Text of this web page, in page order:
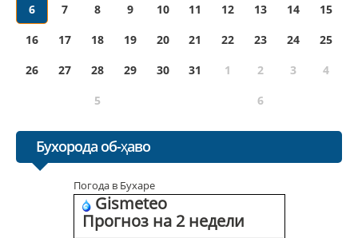
6
7 8 9 10 11 12 13 14
15
16
17 18 19 20 21 22 23 24
25
26
27 28 29 30 31 1 2 3
4
5
6
Бухорода об-ҳаво
Погода в Бухаре
Gismeteo
Прогноз на 2 недели